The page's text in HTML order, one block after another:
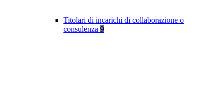
Titolari di incarichi di collaborazione o
consulenza 9